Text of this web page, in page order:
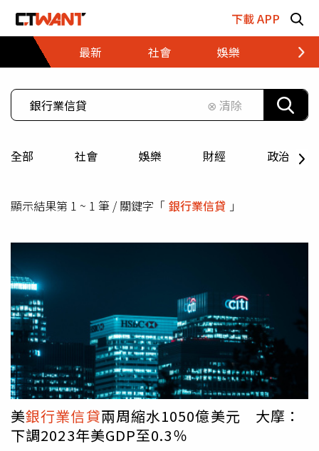
下載 APP
最新
社會 娛樂 財經
⊗ 清除
全部 社會 娛樂 財經 政治
顯示結果第 1 ~ 1 筆 / 關鍵字「 銀行業信貸 」
美銀行業信貸兩周縮水1050億美元 大摩：
下調2023年美GDP至0.3％